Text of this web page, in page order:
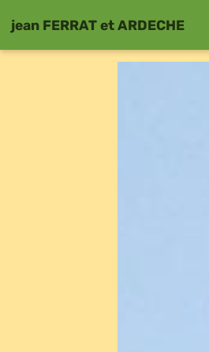
jean FERRAT et ARDECHE